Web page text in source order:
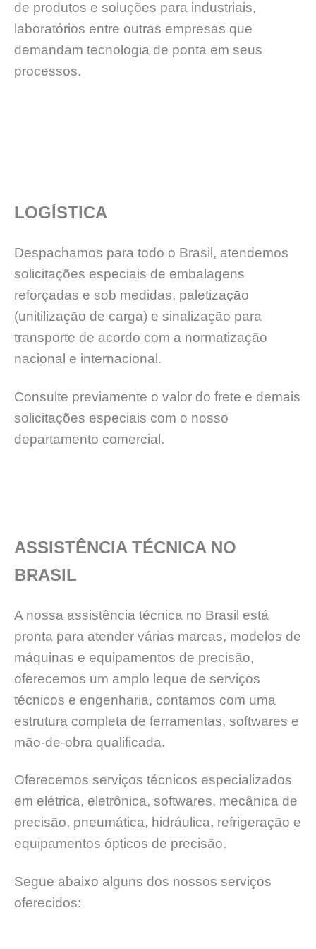
de produtos e soluções para industriais,
laboratórios entre outras empresas que
demandam tecnologia de ponta em seus
processos.
LOGÍSTICA
Despachamos para todo o Brasil, atendemos
solicitações especiais de embalagens
reforçadas e sob medidas, paletizaçāo
(unitilizaçāo de carga) e sinalização para
transporte de acordo com a normatização
nacional e internacional.
Consulte previamente o valor do frete e demais
solicitações especiais com o nosso
departamento comercial.
ASSISTÊNCIA TÉCNICA NO
BRASIL
A nossa assistência técnica no Brasil está
pronta para atender várias marcas, modelos de
máquinas e equipamentos de precisão,
oferecemos um amplo leque de serviços
técnicos e engenharia, contamos com uma
estrutura completa de ferramentas, softwares e
mão-de-obra qualificada.
Oferecemos serviços técnicos especializados
em elétrica, eletrônica, softwares, mecânica de
precisão, pneumática, hidráulica, refrigeração e
equipamentos ópticos de precisão.
Segue abaixo alguns dos nossos serviços
oferecidos: